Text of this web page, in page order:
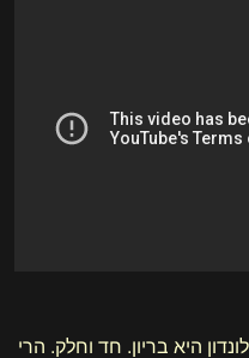
היא בריון. חד וחלק. הרי